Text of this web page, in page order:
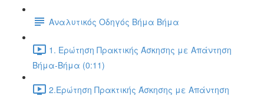
Αναλυτικός Οδηγός Βήμα Βήμα
1. Ερώτηση Πρακτικής Άσκησης με Απάντηση
Βήμα-Βήμα (0:11)
2.Ερώτηση Πρακτικής Άσκησης με Απάντηση